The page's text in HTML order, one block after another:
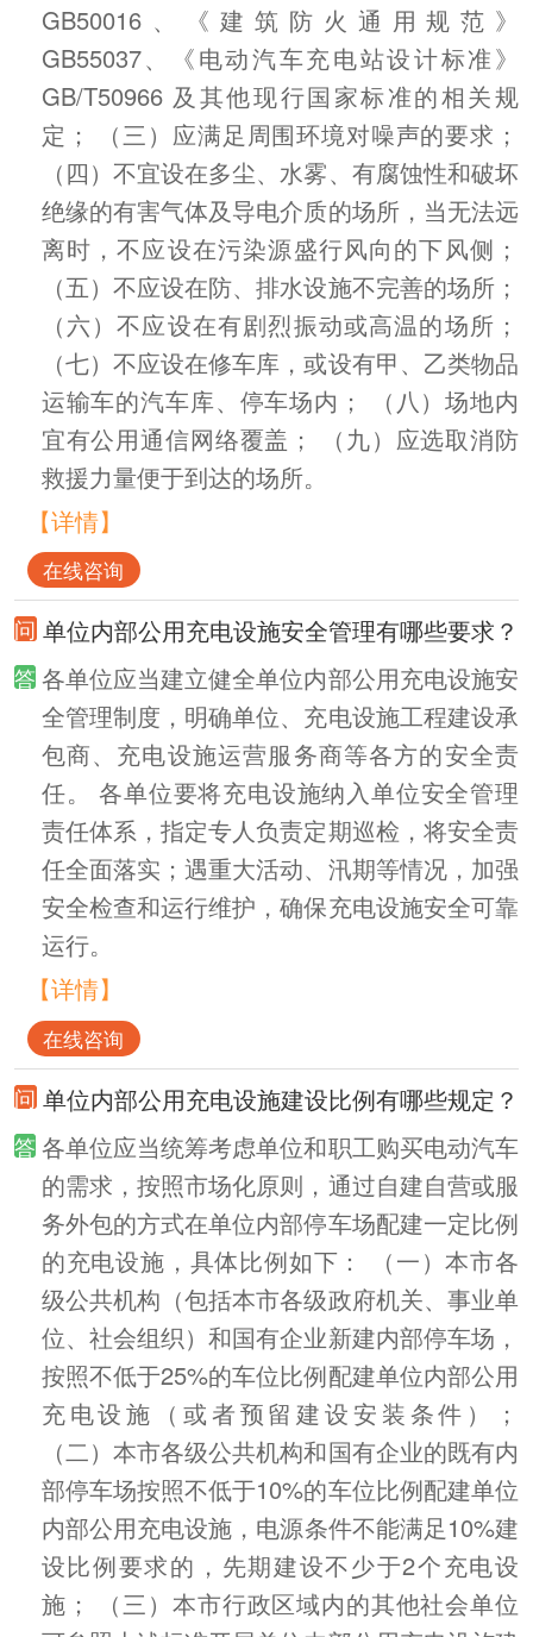
GB50016、《建筑防火通用规范》
GB55037、《电动汽车充电站设计标准》
GB/T50966 及其他现行国家标准的相关规
定； （三）应满足周围环境对噪声的要求；
（四）不宜设在多尘、水雾、有腐蚀性和破坏
绝缘的有害气体及导电介质的场所，当无法远
离时，不应设在污染源盛行风向的下风侧；
（五）不应设在防、排水设施不完善的场所；
（六）不应设在有剧烈振动或高温的场所；
（七）不应设在修车库，或设有甲、乙类物品
运输车的汽车库、停车场内； （八）场地内
宜有公用通信网络覆盖； （九）应选取消防
救援力量便于到达的场所。
【详情】
在线咨询
单位内部公用充电设施安全管理有哪些要求？
各单位应当建立健全单位内部公用充电设施安
全管理制度，明确单位、充电设施工程建设承
包商、充电设施运营服务商等各方的安全责
任。 各单位要将充电设施纳入单位安全管理
责任体系，指定专人负责定期巡检，将安全责
任全面落实；遇重大活动、汛期等情况，加强
安全检查和运行维护，确保充电设施安全可靠
运行。
【详情】
在线咨询
单位内部公用充电设施建设比例有哪些规定？
各单位应当统筹考虑单位和职工购买电动汽车
的需求，按照市场化原则，通过自建自营或服
务外包的方式在单位内部停车场配建一定比例
的充电设施，具体比例如下： （一）本市各
级公共机构（包括本市各级政府机关、事业单
位、社会组织）和国有企业新建内部停车场，
按照不低于25%的车位比例配建单位内部公用
充电设施（或者预留建设安装条件）；
（二）本市各级公共机构和国有企业的既有内
部停车场按照不低于10%的车位比例配建单位
内部公用充电设施，电源条件不能满足10%建
设比例要求的，先期建设不少于2个充电设
施； （三）本市行政区域内的其他社会单位